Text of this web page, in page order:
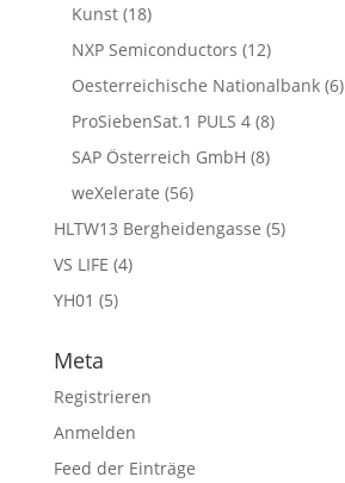
Kunst(18)
NXP Semiconductors (12)
Oesterreichische Nationalbank(6)
ProSiebenSat.1 PULS 4(8)
SAP Österreich GmbH (8)
weXelerate (56)
HLTW13 Bergheidengasse (5)
VS LIFE (4)
YH01 (5)
Meta
Registrieren
Anmelden
Feed der Einträge